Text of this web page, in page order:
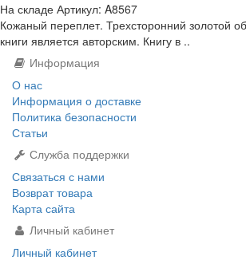
На складе Артикул: A8567
Кожаный переплет. Трехсторонний золотой
книги является авторским. Книгу в ..
Информация
О нас
Информация о доставке
Политика безопасности
Статьи
Служба поддержки
Связаться с нами
Возврат товара
Карта сайта
Личный кабинет
Личный кабинет